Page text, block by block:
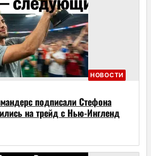
НОВОСТИ
подписали Стефона
на трейд с Нью-Ингленд